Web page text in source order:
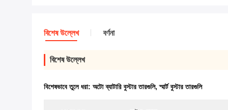
বিশেষ উল্লেখ বর্ণনা
বিশেষ উল্লেখ
বিশেষভাবে তুলে ধরা: অটো ব্যাটারি বুস্টার তারগুলি,স্মার্ট বুস্টার তারগুলি